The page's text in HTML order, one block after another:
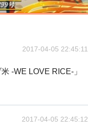
2017-04-05 22:45:11
-WE LOVE RICE-」
2017-04-05 22:45:12